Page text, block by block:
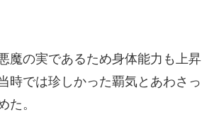
魔の実であるため身体能力も上昇
時では珍しかった覇気とあわさっ
た。